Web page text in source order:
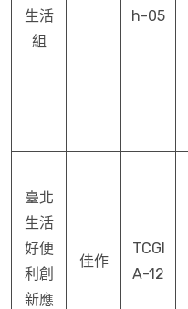
生活
組
h-05
臺北
生活
好便
利創
新應
佳作
TCGI
A-12